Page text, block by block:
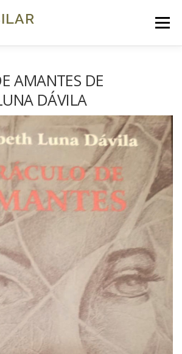
Menú
CONTACTO
AMANTES DE
DÁVILA